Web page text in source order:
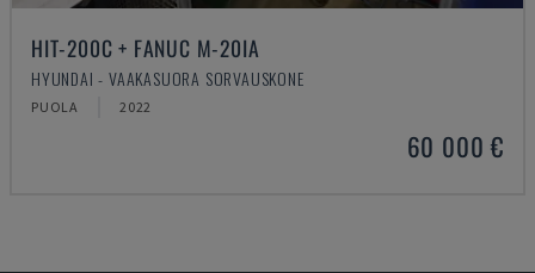
HIT-200C + FANUC M-20IA
HYUNDAI - VAAKASUORA SORVAUSKONE
PUOLA 2022
60 000 €